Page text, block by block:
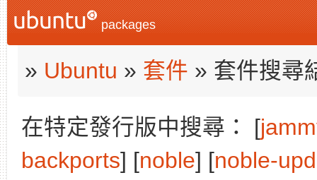
packages
» Ubuntu » 套件 » 套件搜尋
在特定發行版中搜尋： [
backports] [noble] [noble-